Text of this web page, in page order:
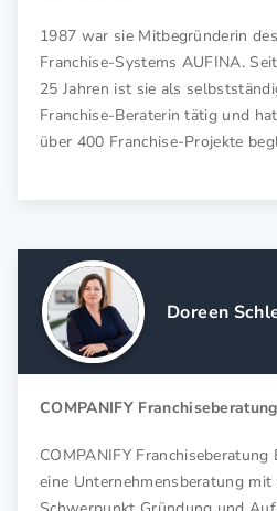
wandelt sich Gründercoaching zum
1987 war sie Mitbegründerin des
Franchise-Systems AUFINA.
25 Jahren ist sie als
Franchise-Beraterin tätig und
über 400 Franchise-Projekte
Doreen
COMPANIFY
COMPANIFY
eine Unternehmensberatung mit